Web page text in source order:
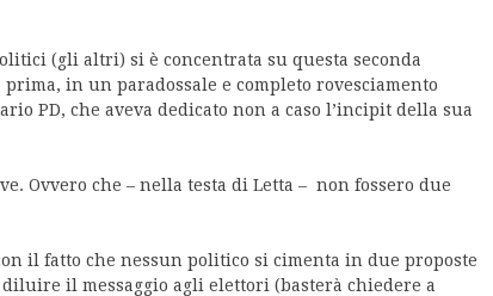
(gli altri) si è concentrata su questa seconda
in un paradossale e completo rovesciamento
PD, che aveva dedicato non a caso l’incipit della sua
Ovvero che – nella testa di Letta – non fossero due
il fatto che nessun politico si cimenta in due proposte
il messaggio agli elettori (basterà chiedere a